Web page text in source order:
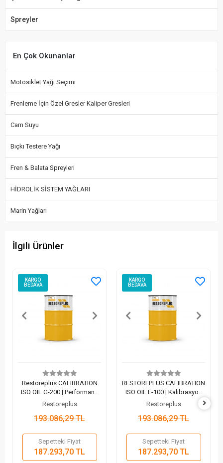
Spreyler
En Çok Okunanlar
Motosiklet Yağı Seçimi
Frenleme İçin Özel Gresler Kaliper Gresleri
Cam Suyu
Bıçkı Testere Yağı
Fren & Balata Spreyleri
HİDROLİK SİSTEM YAĞLARI
Marin Yağları
İlgili Ürünler
KARGO
BEDAVA
Restoreplus CALIBRATION
ISO OIL G-200 | Performans
ve Kalibrasyon Sıvısı (200 Lt)
Restoreplus
193.086,29 TL
Sepetteki Fiyat
187.293,70 TL
KARGO
BEDAVA
RESTOREPLUS CALIBRATION
ISO OIL E-100 | Kalibrasyon
ve Performans Test Sıvısı
(200 Lt)
Restoreplus
193.086,29 TL
Sepetteki Fiyat
187.293,70 TL